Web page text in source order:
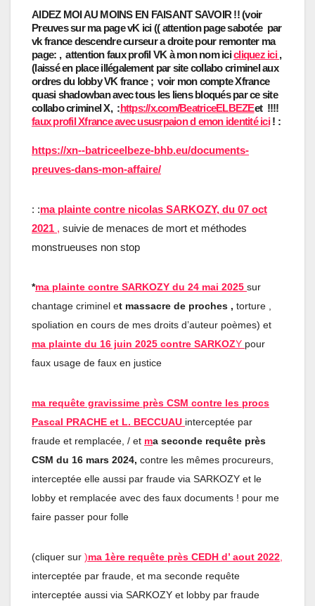
AIDEZ MOI AU MOINS EN FAISANT SAVOIR !! (voir
Preuves sur ma page vK ici (( attention page sabotée par
vk france descendre curseur a droite pour remonter ma
page: , attention faux profil VK à mon nom icicliquez ici,
(laissé en place illégalement par site collabo criminel aux
ordres du lobby VK france ; voir mon compte Xfrance
quasi shadowban avec tous les liens bloqués par ce site
collabo criminel X, :https://x.com/BeatriceELBEZEet !!!!
faux profil Xfrance avec ususrpaion d emon identité ici! :
https://xn--batriceelbeze-bhb.eu/documents-
preuves-dans-mon-affaire/
: :ma plainte contre nicolas SARKOZY, du 07 oct
2021 , suivie de menaces de mort et méthodes
monstrueuses non stop
*ma plainte contre SARKOZY du 24 mai 2025 sur
chantage criminel et massacre de proches , torture ,
spoliation en cours de mes droits d’auteur poèmes) et
ma plainte du 16 juin 2025 contre SARKOZY pour
faux usage de faux en justice
ma requête gravissime près CSM contre les procs
Pascal PRACHE et L. BECCUAU interceptée par
fraude et remplacée, / et ma seconde requête près
CSM du 16 mars 2024, contre les mêmes procureurs,
interceptée elle aussi par fraude via SARKOZY et le
lobby et remplacée avec des faux documents ! pour me
faire passer pour folle
(cliquer sur )ma 1ère requête près CEDH d’ aout 2022
interceptée par fraude, et ma seconde requête
interceptée aussi via SARKOZY et lobby par fraude